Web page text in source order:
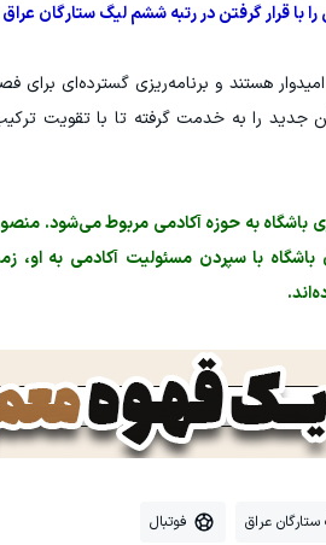
قرار گرفتن در رتبه ششم لیگ ستارگان عراق
هستند و برنامه‌ریزی گسترده‌ای برای
جدید را به خدمت گرفته تا با تقویت
باشگاه به حوزه آکادمی مربوط می‌شود.
باشگاه با سپردن مسئولیت آکادمی به او،
عراق فوتبال